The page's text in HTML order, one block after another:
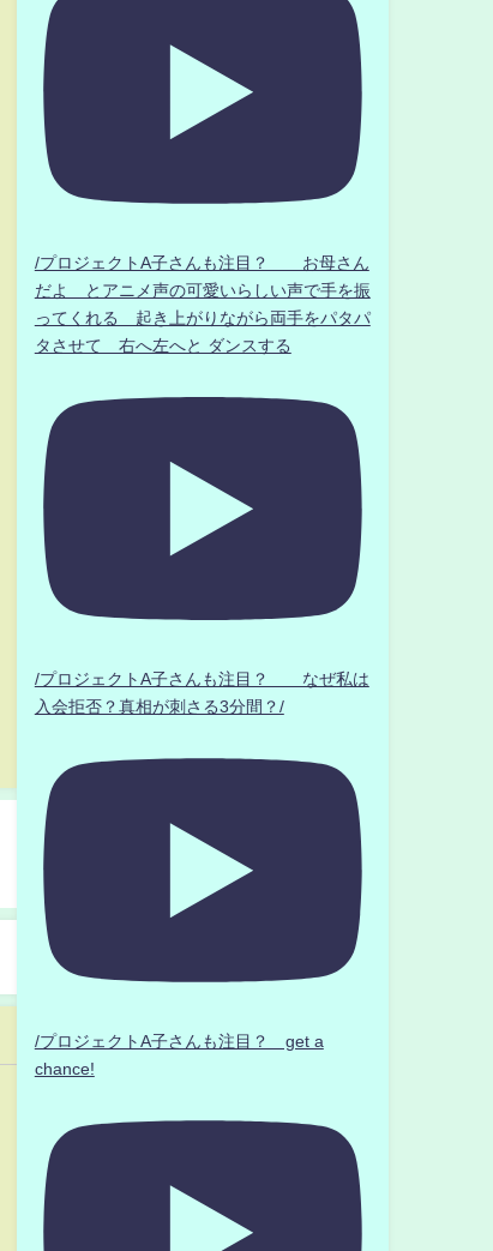
/プロジェクトA子さんも注目？ お母さん
だよ とアニメ声の可愛いらしい声で手を振
ってくれる 起き上がりながら両手をパタパ
タさせて 右へ左へと ダンスする
/プロジェクトA子さんも注目？ なぜ私は
入会拒否？真相が刺さる3分間？/
/プロジェクトA子さんも注目？ get a
chance!